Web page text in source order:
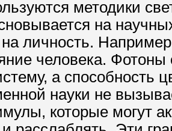
методики
на
личность.
человека. Фотоны
а способность
науки не
которые могут